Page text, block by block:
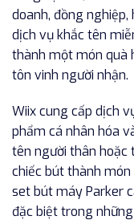
doanh, đồng
dịch vụ khắc tên
thành một món quà
tôn vinh người nhận.
Wiix cung cấp dịch
phẩm cá nhân hóa
tên người thân hoặc
chiếc bút thành món
set bút máy Parker
đặc biệt trong